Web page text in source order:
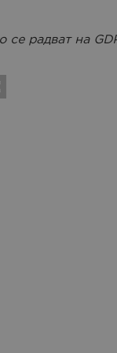
се радват на